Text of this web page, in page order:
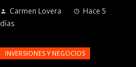
Carmen Lovera
Hace 5
días
INVERSIONES Y NEGOCIOS